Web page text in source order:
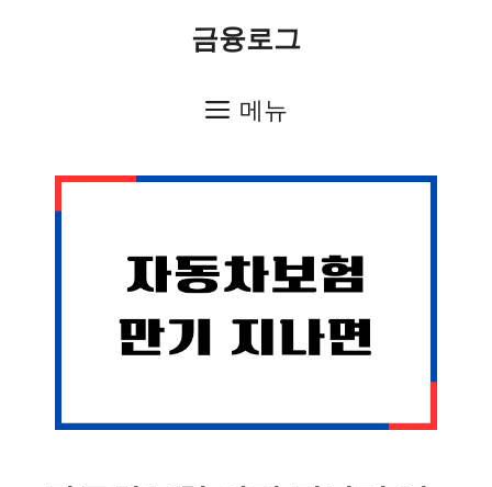
금융로그
메뉴